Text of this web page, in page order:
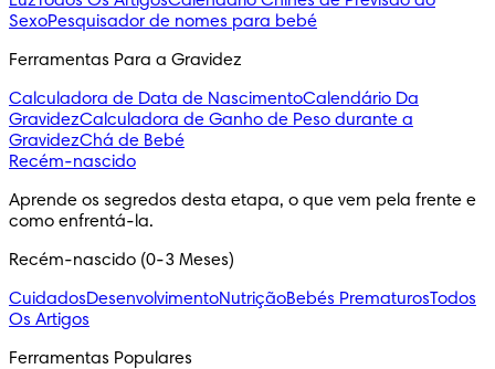
SexoPesquisador de nomes para bebé
Ferramentas Para a Gravidez
Calculadora de Data de NascimentoCalendário Da
GravidezCalculadora de Ganho de Peso durante a
GravidezChá de Bebé
Recém-nascido
Aprende os segredos desta etapa, o que vem pela frente e
como enfrentá-la.
Recém-nascido (0-3 Meses)
CuidadosDesenvolvimentoNutriçãoBebés PrematurosTodos
Os Artigos
Ferramentas Populares